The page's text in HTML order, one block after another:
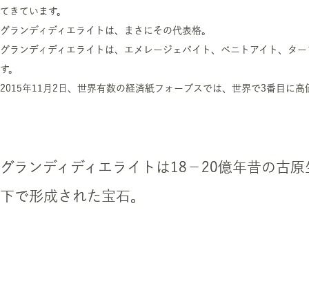
てきています。
グランディディエライトは、まさにその代表格。
グランディディエライトは、エメレージェバイト、ベニトアイト、タ
す。
2015年11月2日、世界有数の経済紙フォーブスでは、世界で3番目に
グランディディエライトは18－20億年昔の古
下で形成された宝石。